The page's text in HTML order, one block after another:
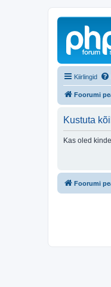
Kiirlingid
Foorumi
Kustuta
Kas oled
Foorumi